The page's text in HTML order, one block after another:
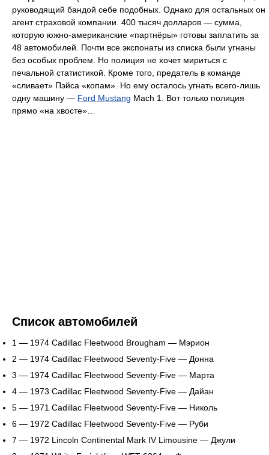
руководящий бандой себе подобных. Однако для остальных он
агент страховой компании. 400 тысяч долларов — сумма,
которую южно-американские «партнёры» готовы заплатить за
48 автомобилей. Почти все экспонаты из списка были угнаны
без особых проблем. Но полиция не хочет мириться с
печальной статистикой. Кроме того, предатель в команде
«сливает» Пэйса «копам». Но ему осталось угнать всего-лишь
одну машину — Ford Mustang Mach 1. Вот только полиция
прямо «на хвосте»…
Список автомобилей
1 — 1974 Cadillac Fleetwood Brougham — Мэрион
2 — 1974 Cadillac Fleetwood Seventy-Five — Донна
3 — 1974 Cadillac Fleetwood Seventy-Five — Марта
4 — 1973 Cadillac Fleetwood Seventy-Five — Дайан
5 — 1971 Cadillac Fleetwood Seventy-Five — Николь
6 — 1972 Cadillac Fleetwood Seventy-Five — Руби
7 — 1972 Lincoln Continental Mark IV Limousine — Джули